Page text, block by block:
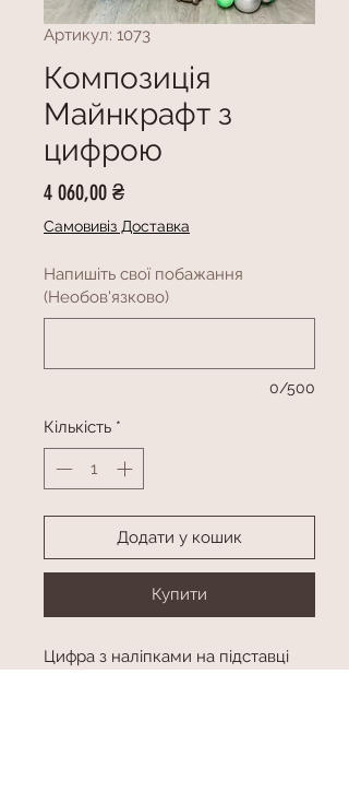
Артикул: 1073
Композиція
Майнкрафт з
цифрою
4 060,00 ₴Ціна
Самовивіз Доставка
Напишіть свої побажання
(Необов'язково)
0/500
Кількість *
Додати у кошик
Купити
Цифра з наліпками на підставці